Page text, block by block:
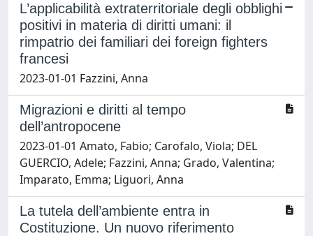
L’applicabilità extraterritoriale degli obblighi
positivi in materia di diritti umani: il
rimpatrio dei familiari dei foreign fighters
francesi
2023-01-01 Fazzini, Anna
Migrazioni e diritti al tempo
dell’antropocene
2023-01-01 Amato, Fabio; Carofalo, Viola; DEL
GUERCIO, Adele; Fazzini, Anna; Grado, Valentina;
Imparato, Emma; Liguori, Anna
La tutela dell’ambiente entra in
Costituzione. Un nuovo riferimento